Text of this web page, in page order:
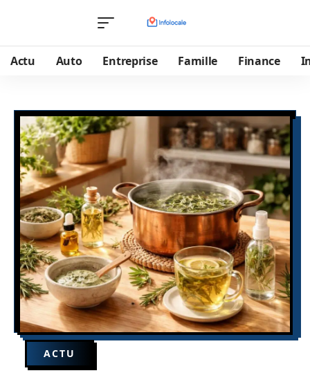
Actu Auto Entreprise Famille Finance
ACTU